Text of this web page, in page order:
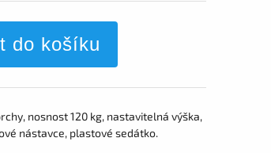
do košíku
nosnost 120 kg, nastavitelná výška,
nástavce, plastové sedátko.